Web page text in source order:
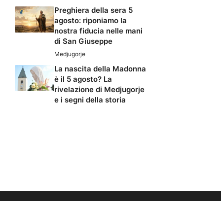
Preghiera della sera 5
agosto: riponiamo la
nostra fiducia nelle mani
di San Giuseppe
Medjugorje
La nascita della Madonna
è il 5 agosto? La
rivelazione di Medjugorje
e i segni della storia